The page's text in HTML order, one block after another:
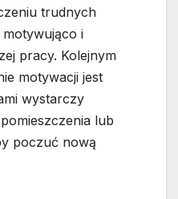
trudnych
motywująco i
pracy. Kolejnym
motywacji jest
wystarczy
lub
poczuć nową